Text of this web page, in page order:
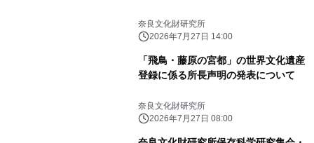
奈良文化財研究所
2026年7月27日 14:00
「飛鳥・藤原の宮都」の世界文化遺産
登録に係る所長声明の発表について
奈良文化財研究所
2026年7月27日 08:00